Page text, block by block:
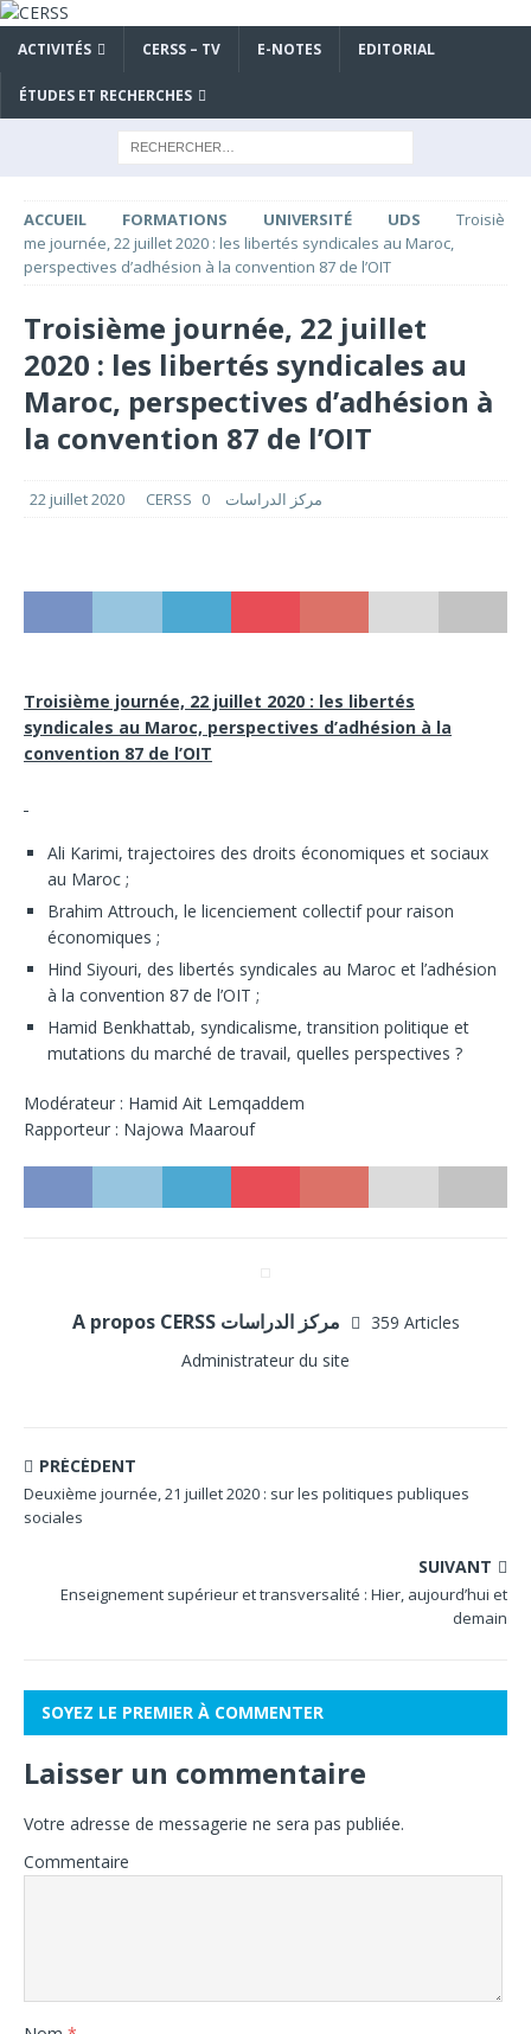
ACTIVITÉS CERSS – TV E-NOTES EDITORIAL
ÉTUDES ET RECHERCHES
ACCUEIL FORMATIONS UNIVERSITÉ UDS
Troisiè
me journée, 22 juillet 2020 : les libertés syndicales au Maroc,
perspectives d’adhésion à la convention 87 de l’OIT
Troisième journée, 22 juillet
2020 : les libertés syndicales au
Maroc, perspectives d’adhésion à
la convention 87 de l’OIT
22 juillet 2020 CERSS مركز الدراسات 0
Troisième journée, 22 juillet 2020 : les libertés
syndicales au Maroc, perspectives d’adhésion à la
convention 87 de l’OIT
Ali Karimi, trajectoires des droits économiques et sociaux
au Maroc ;
Brahim Attrouch, le licenciement collectif pour raison
économiques ;
Hind Siyouri, des libertés syndicales au Maroc et l’adhésion
à la convention 87 de l’OIT ;
Hamid Benkhattab, syndicalisme, transition politique et
mutations du marché de travail, quelles perspectives ?
Modérateur : Hamid Ait Lemqaddem
Rapporteur : Najowa Maarouf
359 Articles
Administrateur du site
PRÉCÉDENT
Deuxième journée, 21 juillet 2020 : sur les politiques publiques
sociales
SUIVANT
Enseignement supérieur et transversalité : Hier, aujourd’hui et
demain
SOYEZ LE PREMIER À COMMENTER
Laisser un commentaire
Votre adresse de messagerie ne sera pas publiée.
Commentaire